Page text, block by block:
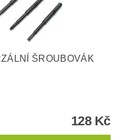
ŠROUBOVÁK
128 Kč